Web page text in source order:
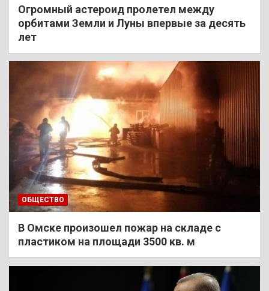
Огромный астероид пролетел между
орбитами Земли и Луны впервые за десять
лет
ОБЩЕСТВО
В Омске произошел пожар на складе с
пластиком на площади 3500 кв. м